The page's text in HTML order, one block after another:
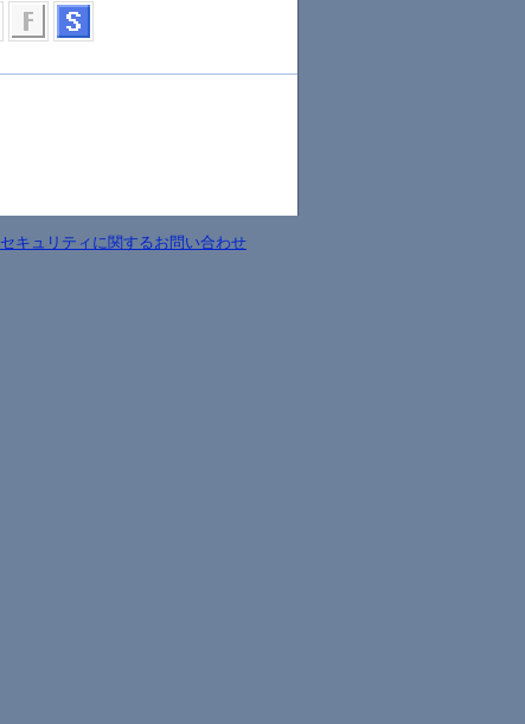
セキュリティに関するお問い合わせ